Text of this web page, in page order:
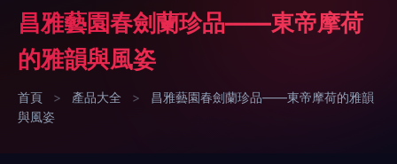
昌雅藝園春劍蘭珍品——東帝摩荷
的雅韻與風姿
首頁 > 產品大全 >
昌雅藝園春劍蘭珍品——東帝摩荷的雅韻
與風姿